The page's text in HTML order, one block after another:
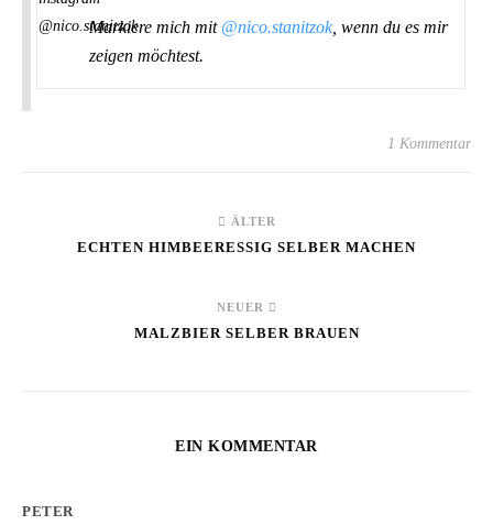
Markiere mich mit @nico.stanitzok, ⁣wenn du es mir
zeigen möchtest.
1 Kommentar
ÄLTER
ECHTEN HIMBEERESSIG SELBER MACHEN
NEUER
MALZBIER SELBER BRAUEN
EIN KOMMENTAR
PETER